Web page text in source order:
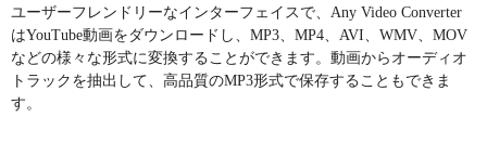
ユーザーフレンドリーなインターフェイスで、Any Video Converter
はYouTube動画をダウンロードし、MP3、MP4、AVI、WMV、MOV
などの様々な形式に変換することができます。動画からオーディオ
トラックを抽出して、高品質のMP3形式で保存することもできま
す。